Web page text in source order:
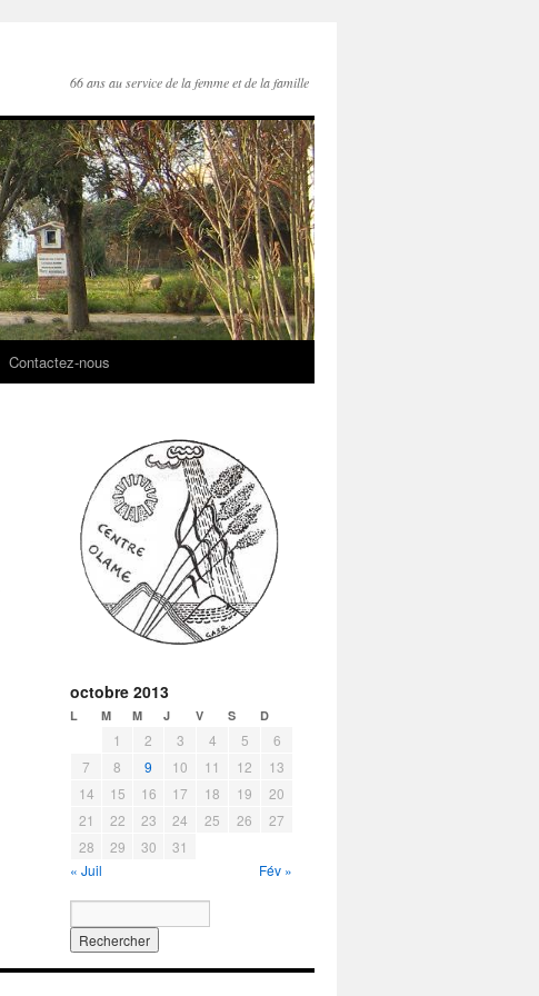
66 ans au service de la femme et de la famille
Contactez-nous
octobre 2013
L M M J V S D
1 2 3 4 5
6
7
8 9 10 11 12
13
14
15 16 17 18 19
20
21
22 23 24 25 26
27
28
29 30
31
« Juil
Fév »